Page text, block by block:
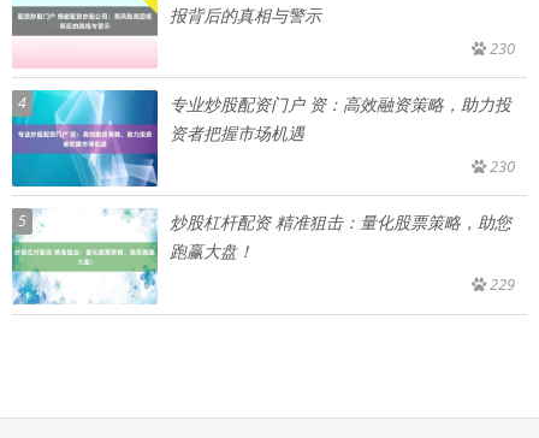
报背后的真相与警示
230
4
专业炒股配资门户 资：高效融资策略，助力投
资者把握市场机遇
230
5
炒股杠杆配资 精准狙击：量化股票策略，助您
跑赢大盘！
229